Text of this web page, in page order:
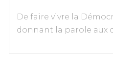
De faire vivre la
donnant la parole aux